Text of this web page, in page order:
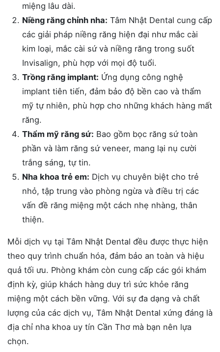
miệng lâu dài.
Niềng răng chỉnh nha: Tâm Nhật Dental cung cấp
các giải pháp niềng răng hiện đại như mắc cài
kim loại, mắc cài sứ và niềng răng trong suốt
Invisalign, phù hợp với mọi độ tuổi.
Trồng răng implant: Ứng dụng công nghệ
implant tiên tiến, đảm bảo độ bền cao và thẩm
mỹ tự nhiên, phù hợp cho những khách hàng mất
răng.
Thẩm mỹ răng sứ: Bao gồm bọc răng sứ toàn
phần và làm răng sứ veneer, mang lại nụ cười
trắng sáng, tự tin.
Nha khoa trẻ em: Dịch vụ chuyên biệt cho trẻ
nhỏ, tập trung vào phòng ngừa và điều trị các
vấn đề răng miệng một cách nhẹ nhàng, thân
thiện.
Mỗi dịch vụ tại Tâm Nhật Dental đều được thực hiện
theo quy trình chuẩn hóa, đảm bảo an toàn và hiệu
quả tối ưu. Phòng khám còn cung cấp các gói khám
định kỳ, giúp khách hàng duy trì sức khỏe răng
miệng một cách bền vững. Với sự đa dạng và chất
lượng của các dịch vụ, Tâm Nhật Dental xứng đáng là
địa chỉ nha khoa uy tín Cần Thơ mà bạn nên lựa
chọn.